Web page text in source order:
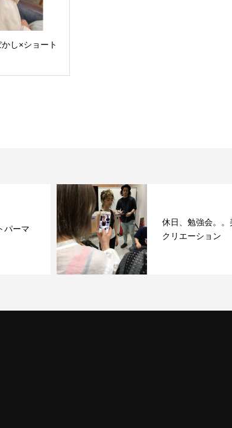
し×ショート
パーマ
休日、勉強会。。
クリエーション